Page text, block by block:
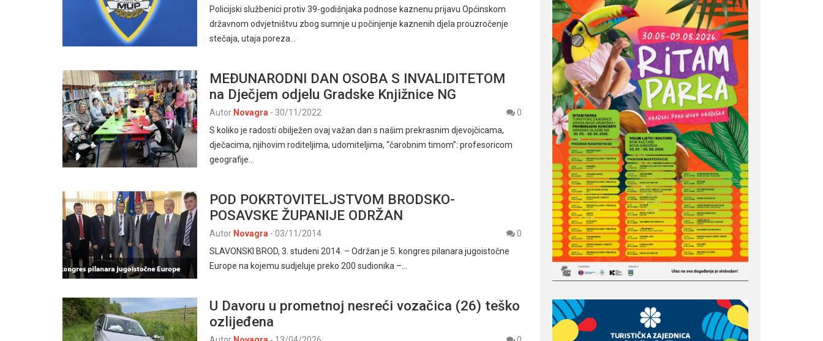
Policijski službenici protiv 39-godišnjaka podnose kaznenu prijavu Općinskom
državnom odvjetništvu zbog sumnje u počinjenje kaznenih djela prouzročenje
stečaja, utaja poreza…
MEĐUNARODNI DAN OSOBA S INVALIDITETOM
na Dječjem odjelu Gradske Knjižnice NG
Autor Novagra - 30/11/2022
0
S koliko je radosti obilježen ovaj važan dan s našim prekrasnim djevojčicama,
dječacima, njihovim roditeljima, udomiteljima, “čarobnim timom”: profesoricom
geografije…
POD POKRTOVITELJSTVOM BRODSKO-
POSAVSKE ŽUPANIJE ODRŽAN
Autor Novagra - 03/11/2014
0
SLAVONSKI BROD, 3. studeni 2014. – Održan je 5. kongres pilanara jugoistočne
Europe na kojemu sudjeluje preko 200 sudionika –…
U Davoru u prometnoj nesreći vozačica (26) teško
ozlijeđena